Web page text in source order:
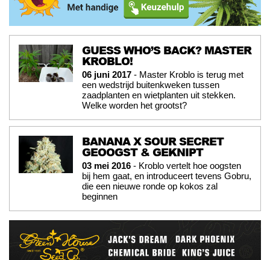
GUESS WHO’S BACK? MASTER
KROBLO!
06 juni 2017 - Master Kroblo is terug met
een wedstrijd buitenkweken tussen
zaadplanten en wietplanten uit stekken.
Welke worden het grootst?
BANANA X SOUR SECRET
GEOOGST & GEKNIPT
03 mei 2016 - Kroblo vertelt hoe oogsten
bij hem gaat, en introduceert tevens Gobru,
die een nieuwe ronde op kokos zal
beginnen